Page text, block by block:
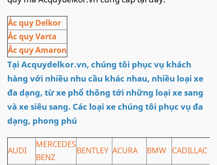
Ắc quy Delkor
Ắc quy Varta
Ắc quy Amaron
Tại Acquydelkor.vn, chúng tôi phục vụ khách
hàng với nhiều nhu cầu khác nhau, nhiều loại xe
đa dạng, từ xe phổ thông tới những loại xe sang
và xe siêu sang. Các loại xe chúng tôi phục vụ đa
dạng, phong phú
AUDI
MERCEDES
BENZ
BENTLEY ACURA BMW CADILLAC